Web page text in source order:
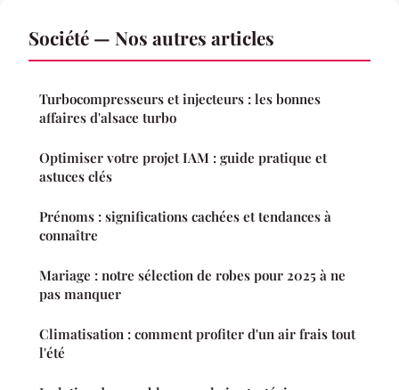
Société — Nos autres articles
Turbocompresseurs et injecteurs : les bonnes
affaires d'alsace turbo
Optimiser votre projet IAM : guide pratique et
astuces clés
Prénoms : significations cachées et tendances à
connaître
Mariage : notre sélection de robes pour 2025 à ne
pas manquer
Climatisation : comment profiter d'un air frais tout
l'été